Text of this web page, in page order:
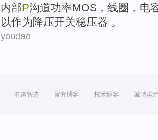
内部P沟道功率MOS ， 线圈 ， 电
以作为降压开关稳压器 。
youdao
有道智选 官方博客 技术博客 诚聘英才